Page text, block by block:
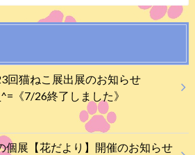
回猫ねこ展出展のお知らせ
《7/26終了しました》
個展【花だより】開催のお知らせ